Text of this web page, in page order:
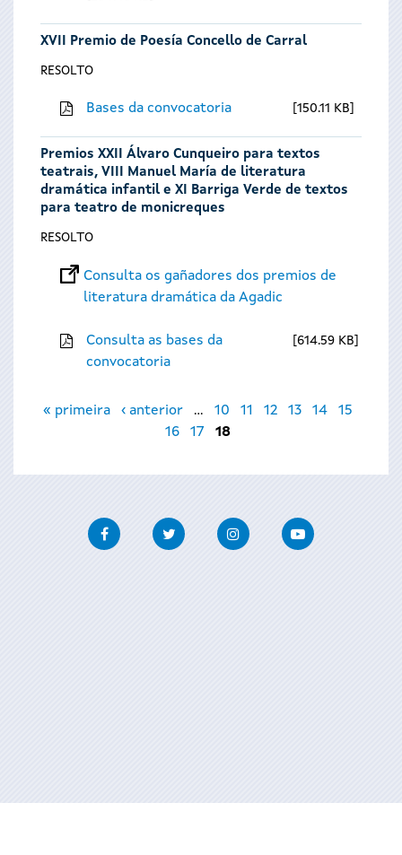
XVII Premio de Poesía Concello de Carral
RESOLTO
Bases da convocatoria 150.11 KB
Premios XXII Álvaro Cunqueiro para textos
teatrais, VIII Manuel María de literatura
dramática infantil e XI Barriga Verde de textos
para teatro de monicreques
RESOLTO
Consulta os gañadores dos premios de
literatura dramática da Agadic
Consulta as bases da
convocatoria
614.59 KB
Páxinas
« primeira ‹ anterior … 10 11 12 13 14
15
16
17 18
FacebookTwitter InstagramYoutube